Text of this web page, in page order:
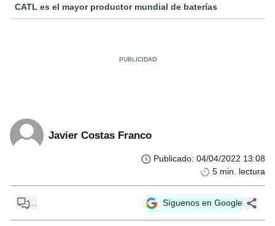
CATL es el mayor productor mundial de baterías
Javier Costas Franco
Publicado: 04/04/2022 13:08
5 min. lectura
... Síguenos en Google